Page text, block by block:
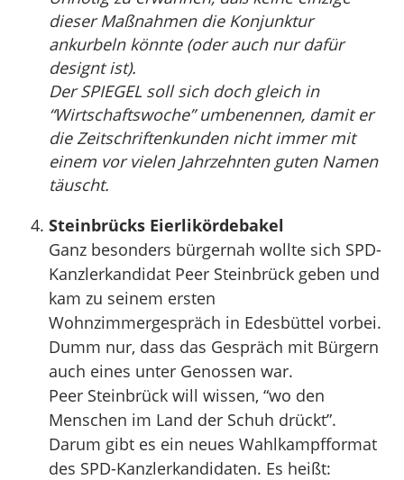
dieser Maßnahmen die Konjunktur
ankurbeln könnte (oder auch nur dafür
designt ist).
Der SPIEGEL soll sich doch gleich in
“Wirtschaftswoche” umbenennen, damit er
die Zeitschriftenkunden nicht immer mit
einem vor vielen Jahrzehnten guten Namen
täuscht.
Steinbrücks Eierlikördebakel
Ganz besonders bürgernah wollte sich SPD-
Kanzlerkandidat Peer Steinbrück geben und
kam zu seinem ersten
Wohnzimmergespräch in Edesbüttel vorbei.
Dumm nur, dass das Gespräch mit Bürgern
auch eines unter Genossen war.
Peer Steinbrück will wissen, “wo den
Menschen im Land der Schuh drückt”.
Darum gibt es ein neues Wahlkampfformat
des SPD-Kanzlerkandidaten. Es heißt: